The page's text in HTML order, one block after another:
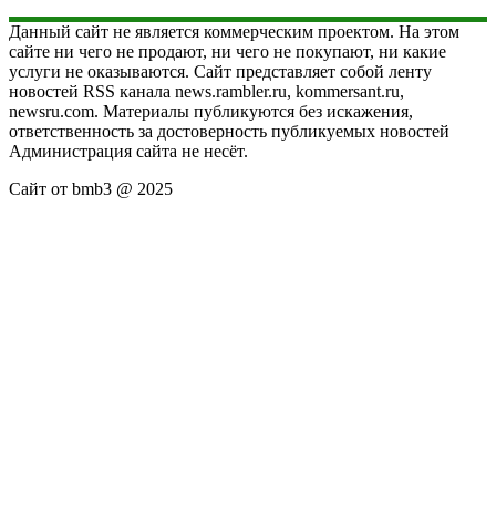
Данный сайт не является коммерческим проектом. На этом
сайте ни чего не продают, ни чего не покупают, ни какие
услуги не оказываются. Сайт представляет собой ленту
новостей RSS канала news.rambler.ru, kommersant.ru,
newsru.com. Материалы публикуются без искажения,
ответственность за достоверность публикуемых новостей
Администрация сайта не несёт.
Сайт от bmb3 @ 2025